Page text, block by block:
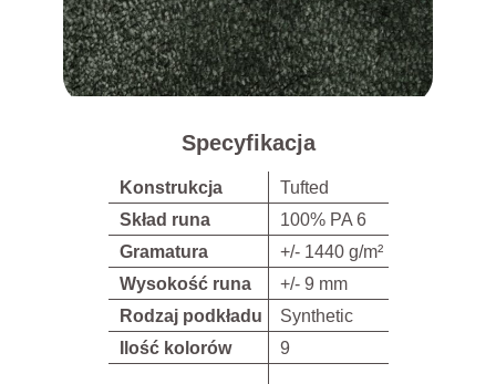
Specyfikacja
Konstrukcja
Tufted
Skład runa
100% PA 6
Gramatura
+/- 1440 g/m²
Wysokość runa
+/- 9 mm
Rodzaj podkładu
Synthetic
Ilość kolorów
9